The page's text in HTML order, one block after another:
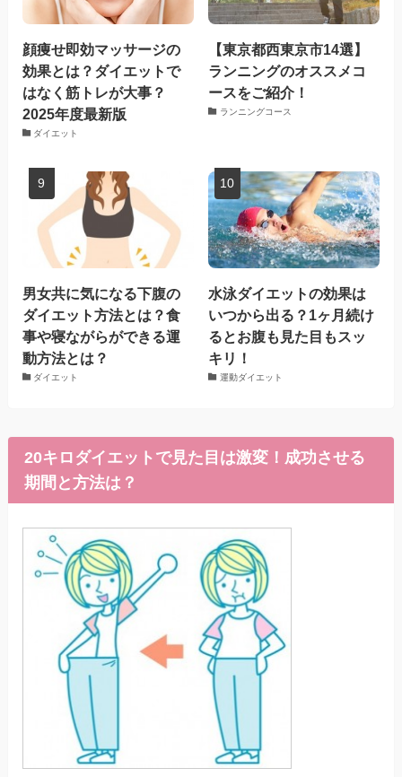
顔痩せ即効マッサージの
効果とは？ダイエットで
はなく筋トレが大事？
2025年度最新版
ダイエット
【東京都西東京市14選】
ランニングのオススメコ
ースをご紹介！
ランニングコース
男女共に気になる下腹の
ダイエット方法とは？食
事や寝ながらができる運
動方法とは？
ダイエット
水泳ダイエットの効果は
いつから出る？1ヶ月続け
るとお腹も見た目もスッ
キリ！
運動ダイエット
20キロダイエットで見た目は激変！成功させる
期間と方法は？